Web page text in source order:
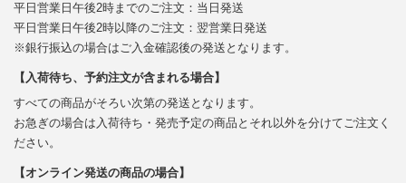
平日営業日午後2時までのご注文：当日発送
平日営業日午後2時以降のご注文：翌営業日発送
※銀行振込の場合はご入金確認後の発送となります。
【入荷待ち、予約注文が含まれる場合】
すべての商品がそろい次第の発送となります。
お急ぎの場合は入荷待ち・発売予定の商品とそれ以外を分けてご注文く
ださい。
【オンライン発送の商品の場合】